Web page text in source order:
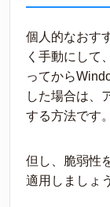
個人的なおす
く手動にして
ってから
した場合は、
する方法です。
但し、脆弱性
適用しましょ